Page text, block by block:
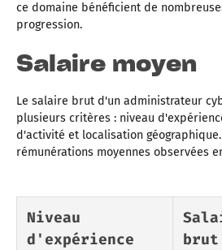
ce domaine bénéficient de
progression.
Salaire moyen
Le salaire brut d'un administrateur
plusieurs critères : niveau
d'activité et localisation
rémunérations moyennes observées
Niveau
d'expérience
brut